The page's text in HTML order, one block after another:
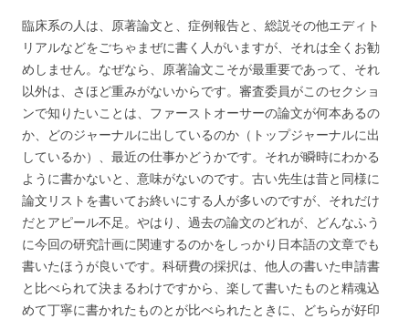
臨床系の人は、原著論文と、症例報告と、総説その他エディト
リアルなどをごちゃまぜに書く人がいますが、それは全くお勧
めしません。なぜなら、原著論文こそが最重要であって、それ
以外は、さほど重みがないからです。審査委員がこのセクショ
ンで知りたいことは、ファーストオーサーの論文が何本あるの
か、どのジャーナルに出しているのか（トップジャーナルに出
しているか）、最近の仕事かどうかです。それが瞬時にわかる
ように書かないと、意味がないのです。古い先生は昔と同様に
論文リストを書いてお終いにする人が多いのですが、それだけ
だとアピール不足。やはり、過去の論文のどれが、どんなふう
に今回の研究計画に関連するのかをしっかり日本語の文章でも
書いたほうが良いです。科研費の採択は、他人の書いた申請書
と比べられて決まるわけですから、楽して書いたものと精魂込
めて丁寧に書かれたものとが比べられたときに、どちらが好印